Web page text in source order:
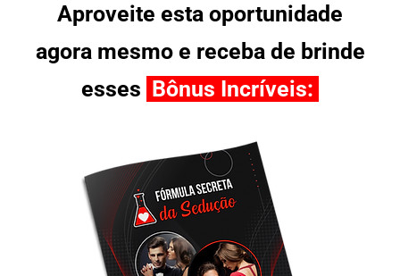
Aproveite esta oportunidade
agora mesmo e receba de brinde
esses Bônus Incríveis: